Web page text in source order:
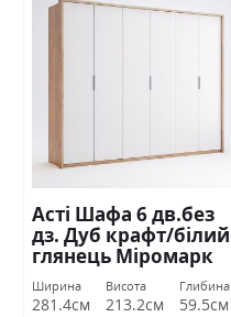
Асті Шафа 6 дв.без
дз. Дуб крафт/білий
глянець Міромарк
Ширина
281.4см
Висота
213.2см
Глибина
59.5см